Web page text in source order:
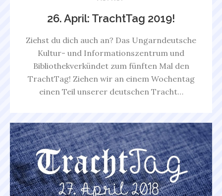
26. April: TrachtTag 2019!
Ziehst du dich auch an? Das Ungarndeutsche
Kultur- und Informationszentrum und
Bibliothekverkündet zum fünften Mal den
TrachtTag! Ziehen wir an einem Wochentag
einen Teil unserer deutschen Tracht…